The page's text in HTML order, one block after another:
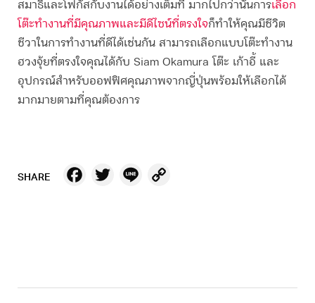
สมาธิและโฟกัสกับงานได้อย่างเต็มที่ มากไปกว่านั้นการเลือก
โต๊ะทำงานที่มีคุณภาพและมีดีไซน์ที่ตรงใจก็ทำให้คุณมีชีวิต
ชีวาในการทำงานที่ดีได้เช่นกัน สามารถเลือกแบบ โต๊ะทำงาน
ฮวงจุ้ยที่ตรงใจคุณได้กับ Siam Okamura โต๊ะ เก้าอี้ และ
อุปกรณ์สำหรับออฟฟิศคุณภาพจากญี่ปุ่นพร้อมให้เลือกได้
มากมายตามที่คุณต้องการ
SHARE Facebook
Twitter
Line